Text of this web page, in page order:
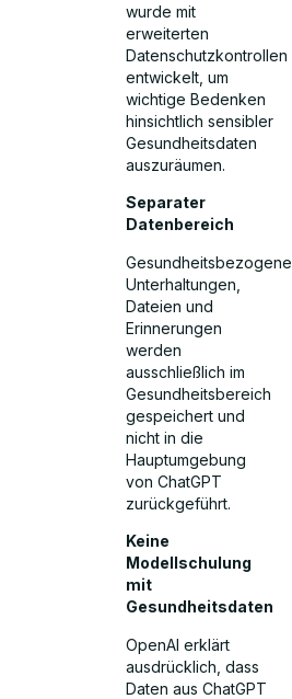
wurde mit
erweiterten
Datenschutzkontrollen
entwickelt, um
wichtige Bedenken
hinsichtlich sensibler
Gesundheitsdaten
auszuräumen.
Separater
Datenbereich
Gesundheitsbezogene
Unterhaltungen,
Dateien und
Erinnerungen
werden
ausschließlich im
Gesundheitsbereich
gespeichert und
nicht in die
Hauptumgebung
von ChatGPT
zurückgeführt.
Keine
Modellschulung
mit
Gesundheitsdaten
OpenAI erklärt
ausdrücklich, dass
Daten aus ChatGPT